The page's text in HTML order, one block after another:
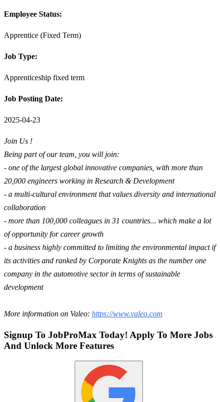
Employee Status:
Apprentice (Fixed Term)
Job Type:
Apprenticeship fixed term
Job Posting Date:
2025-04-23
Join Us !
Being part of our team, you will join:
- one of the largest global innovative companies, with more than
20,000 engineers working in Research & Development
- a multi-cultural environment that values diversity and international
collaboration
- more than 100,000 colleagues in 31 countries... which make a lot
of opportunity for career growth
- a business highly committed to limiting the environmental impact if
its activities and ranked by Corporate Knights as the number one
company in the automotive sector in terms of sustainable
development
More information on Valeo: https://www.valeo.com
Signup To JobProMax Today! Apply To More Jobs
And Unlock More Features